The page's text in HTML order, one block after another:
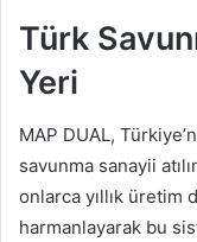
Türk
Yeri
MAP DUAL,
savunma sanayii
onlarca yıllık
harmanlayarak bu